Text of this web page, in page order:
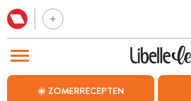
☀️ ZOMERRECEPTEN
BEZOEK ONZE ANDERE WEBSITES